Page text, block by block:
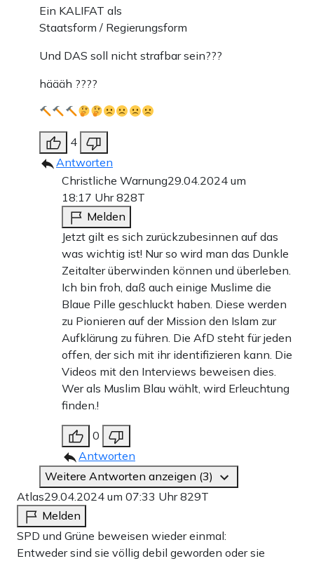
Ein KALIFAT als
Staatsform / Regierungsform
Und DAS soll nicht strafbar sein???
häääh ????
4
Antworten
Christliche Warnung29.04.2024 um
18:17 Uhr828T
Melden
Jetzt gilt es sich zurückzubesinnen auf das
was wichtig ist! Nur so wird man das Dunkle
Zeitalter überwinden können und überleben.
Ich bin froh, daß auch einige Muslime die
Blaue Pille geschluckt haben. Diese werden
zu Pionieren auf der Mission den Islam zur
Aufklärung zu führen. Die AfD steht für jeden
offen, der sich mit ihr identifizieren kann. Die
Videos mit den Interviews beweisen dies.
Wer als Muslim Blau wählt, wird Erleuchtung
finden.!
0
Antworten
Weitere Antworten anzeigen (3)
Atlas29.04.2024 um 07:33 Uhr829T
Melden
SPD und Grüne beweisen wieder einmal:
Entweder sind sie völlig debil geworden oder sie